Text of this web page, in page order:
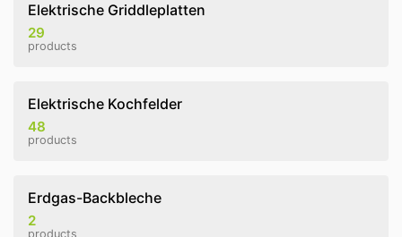
Elektrische Griddleplatten
29
products
Elektrische Kochfelder
48
products
Erdgas-Backbleche
2
products